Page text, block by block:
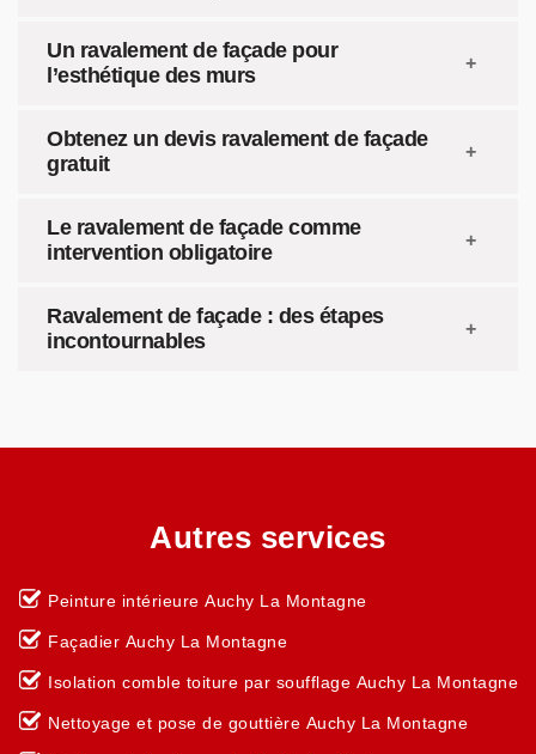
Un ravalement de façade pour
l’esthétique des murs
Obtenez un devis ravalement de façade
gratuit
Le ravalement de façade comme
intervention obligatoire
Ravalement de façade : des étapes
incontournables
Autres services
Peinture intérieure Auchy La Montagne
Façadier Auchy La Montagne
Isolation comble toiture par soufflage Auchy La Montagne
Nettoyage et pose de gouttière Auchy La Montagne